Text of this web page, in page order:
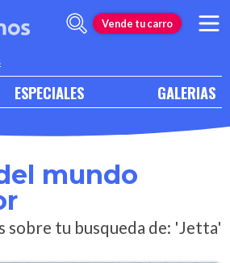
Vende tu carro
ESPECIALES GALERIAS
mundo
sobre tu busqueda de: 'Jetta'